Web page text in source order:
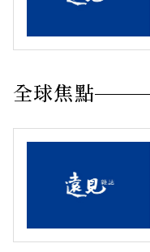
全球焦點